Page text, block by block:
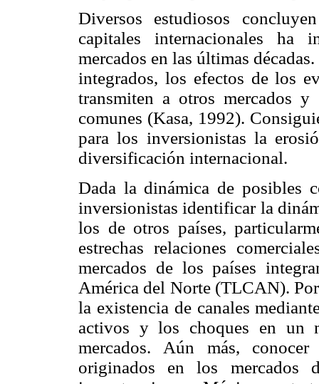
Diversos estudiosos
capitales internacionales ha
mercados en las últimas
integrados, los efectos de los
transmiten a otros mercados
comunes (Kasa, 1992).
para los inversionistas la
diversificación internacional.
Dada la dinámica de posibles
inversionistas identificar la
los de otros países,
estrechas relaciones
mercados de los países
América del Norte (TLCAN).
la existencia de canales
activos y los choques en un
mercados. Aún más,
originados en los mercados